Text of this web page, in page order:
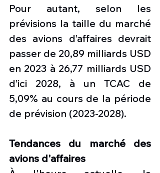
Pour autant, selon les
prévisions la taille du marché
des avions d’affaires devrait
passer de 20,89 milliards USD
en 2023 à 26,77 milliards USD
d’ici 2028, à un TCAC de
5,09% au cours de la période
de prévision (2023-2028).
Tendances du marché des
avions d'affaires